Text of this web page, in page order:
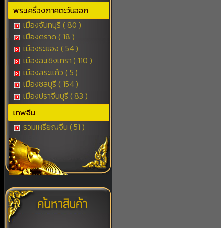
พระเครื่องภาคตะวันออก
เมืองจันทบุรี ( 80 )
เมืองตราด ( 18 )
เมืองระยอง ( 54 )
เมืองฉะเชิงเทรา ( 110 )
เมืองสระแก้ว ( 5 )
เมืองชลบุรี ( 154 )
เมืองปราจีนบุรี ( 83 )
เทพจีน
รวมเหรียญจีน ( 51 )